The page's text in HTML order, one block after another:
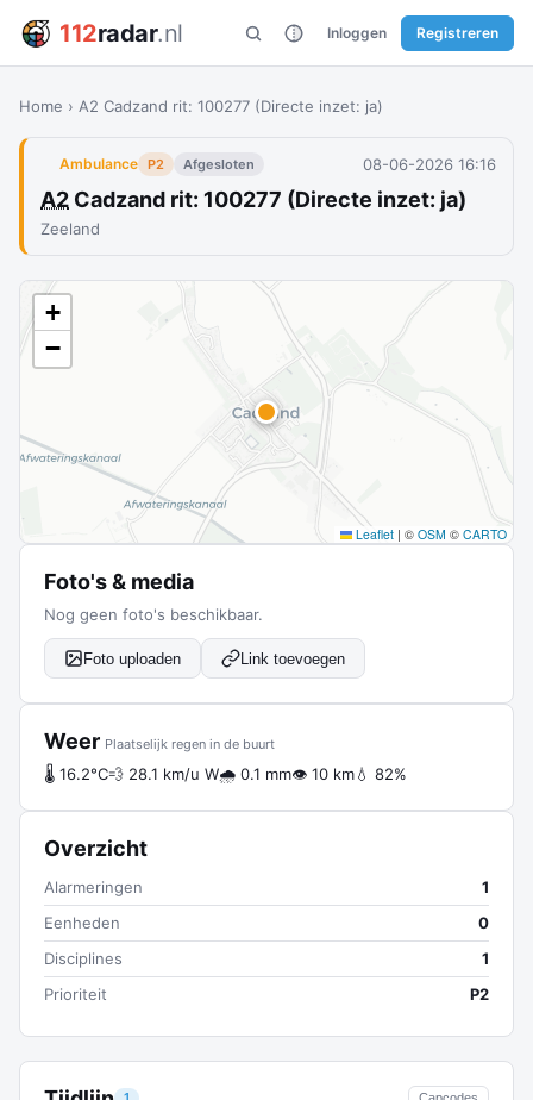
112radar.nl Inloggen Registreren
Home › A2 Cadzand rit: 100277 (Directe inzet: ja)
Ambulance P2 Afgesloten 08-06-2026 16:16
A2 Cadzand rit: 100277 (Directe inzet: ja)
Zeeland
+
−
Leaflet | © OSM © CARTO
Foto's & media
Nog geen foto's beschikbaar.
Foto uploaden Link toevoegen
Weer Plaatselijk regen in de buurt
🌡 16.2°C💨 28.1 km/u W🌧 0.1 mm👁 10 km💧 82%
Overzicht
Alarmeringen
1
Eenheden
0
Disciplines
1
Prioriteit
P2